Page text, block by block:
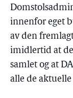
innenfor eget
av den
imidlertid at
samlet og at
alle de